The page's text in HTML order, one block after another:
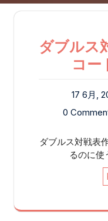
ダブルス
コー
17 6月,
0
ダブルス対戦表
るのに